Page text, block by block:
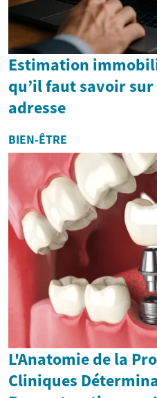
Estimation
qu’il faut savoir
adresse
BIEN-ÊTRE
L'Anatomie de la
Cliniques